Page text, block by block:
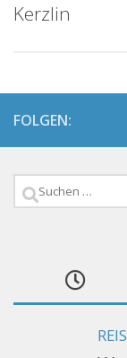
Kerzlin
FOLGEN:
Suchen